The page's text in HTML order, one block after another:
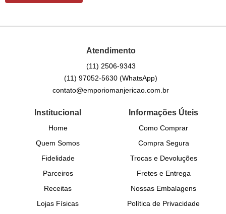
Atendimento
(11) 2506-9343
(11) 97052-5630(WhatsApp)
contato@emporiomanjericao.com.br
Institucional
Home
Quem Somos
Fidelidade
Parceiros
Receitas
Lojas Físicas
Informações Úteis
Como Comprar
Compra Segura
Trocas e Devoluções
Fretes e Entrega
Nossas Embalagens
Política de Privacidade